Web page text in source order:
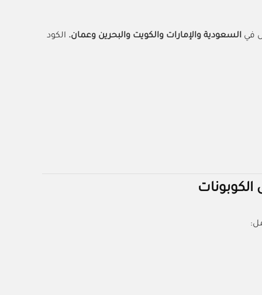
في السعودية والإمارات والكويت والبحرين وعمان. الكود